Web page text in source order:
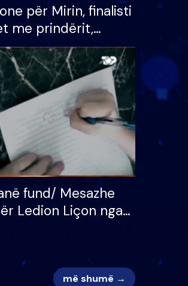
për Mirin, finalisti
me prindërit,
dhe bashkëshorten:
ndonjë letër divorci
fund/ Mesazhe
Ledion Liçon nga
e tij, moderatori
më shumë →